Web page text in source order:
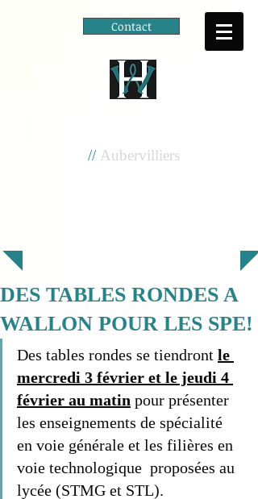
Contact
//Aubervilliers
DES TABLES RONDES A
WALLON POUR LES SPE!
Des tables rondes se tiendront le
mercredi 3 février et le jeudi 4
février au matin pour présenter
les enseignements de spécialité
en voie générale et les filières en
voie technologique  proposées au
lycée (STMG et STL).